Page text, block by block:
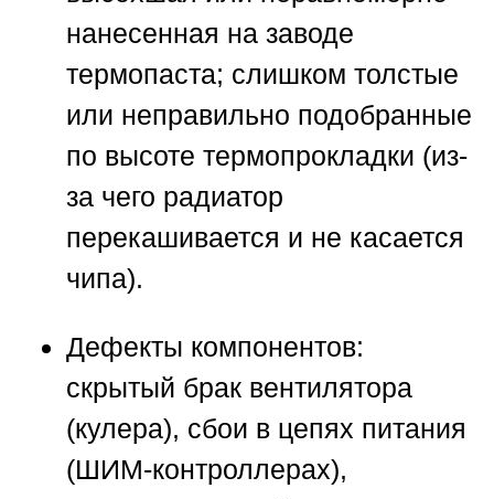
нанесенная на заводе
термопаста; слишком толстые
или неправильно подобранные
по высоте термопрокладки (из-
за чего радиатор
перекашивается и не касается
чипа).
Дефекты компонентов:
скрытый брак вентилятора
(кулера), сбои в цепях питания
(ШИМ-контроллерах),